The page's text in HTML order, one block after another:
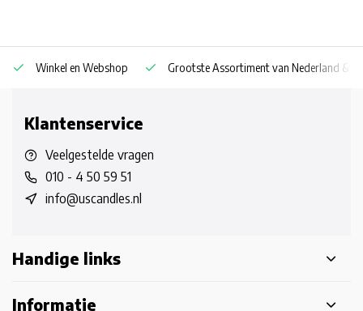
Winkel en Webshop Grootste Assortiment van Nederland &
Klantenservice
Veelgestelde vragen
010 - 4 50 59 51
info@uscandles.nl
Handige links
Informatie